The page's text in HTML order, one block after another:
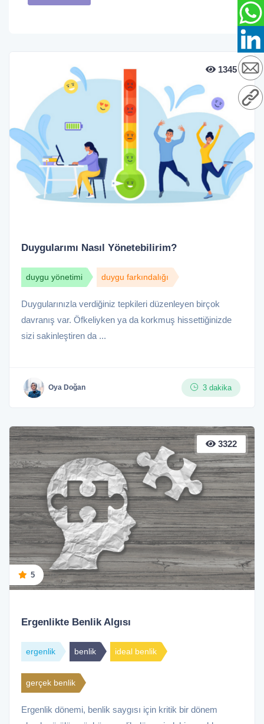
1345
Duygularımı Nasıl Yönetebilirim?
duygu yönetimi duygu farkındalığı
Duygularınızla verdiğiniz tepkileri düzenleyen birçok
davranış var. Öfkeliyken ya da korkmuş hissettiğinizde
sizi sakinleştiren da ...
Oya Doğan 3 dakika
3322
5
Ergenlikte Benlik Algısı
ergenlik benlik ideal benlik
gerçek benlik
Ergenlik dönemi, benlik saygısı için kritik bir dönem